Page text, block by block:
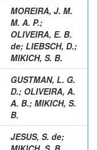
MOREIRA, J. M.
M. A. P.;
OLIVEIRA, E. B.
de; LIEBSCH, D.;
MIKICH, S. B.
GUSTMAN, L. G.
D.; OLIVEIRA, A.
A. B.; MIKICH, S.
B.
JESUS, S. de;